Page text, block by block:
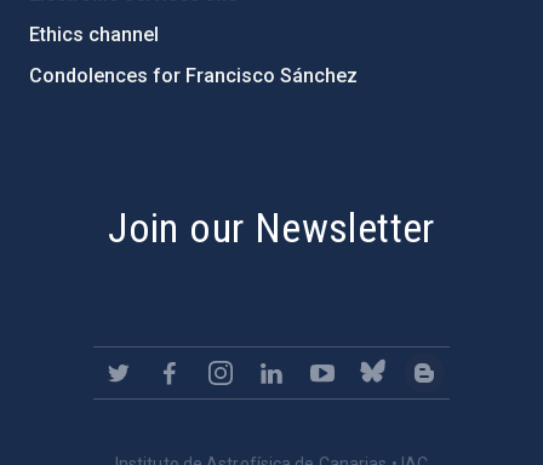
Ethics channel
Condolences for Francisco Sánchez
Join our Newsletter